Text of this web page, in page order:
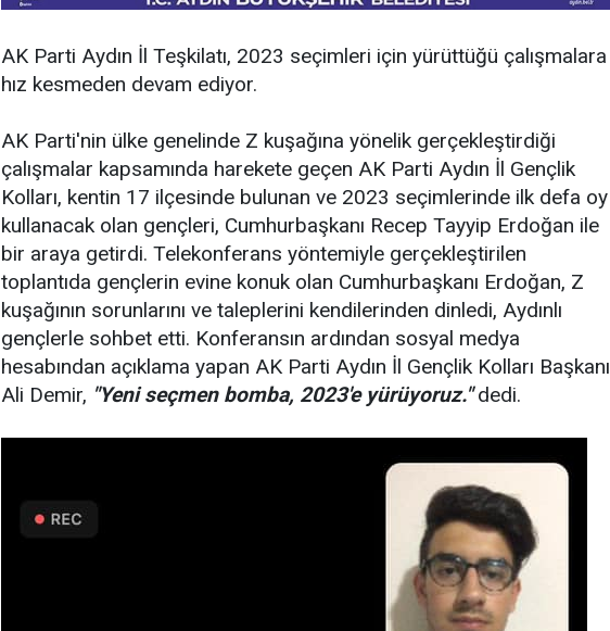
AK Parti Aydın İl Teşkilatı, 2023 seçimleri için yürüttüğü çalışmalara
hız kesmeden devam ediyor.
AK Parti'nin ülke genelinde Z kuşağına yönelik gerçekleştirdiği
çalışmalar kapsamında harekete geçen AK Parti Aydın İl Gençlik
Kolları, kentin 17 ilçesinde bulunan ve 2023 seçimlerinde ilk defa oy
kullanacak olan gençleri, Cumhurbaşkanı Recep Tayyip Erdoğan ile
bir araya getirdi. Telekonferans yöntemiyle gerçekleştirilen
toplantıda gençlerin evine konuk olan Cumhurbaşkanı Erdoğan, Z
kuşağının sorunlarını ve taleplerini kendilerinden dinledi, Aydınlı
gençlerle sohbet etti. Konferansın ardından sosyal medya
hesabından açıklama yapan AK Parti Aydın İl Gençlik Kolları Başkanı
Ali Demir, "Yeni seçmen bomba, 2023'e yürüyoruz."dedi.